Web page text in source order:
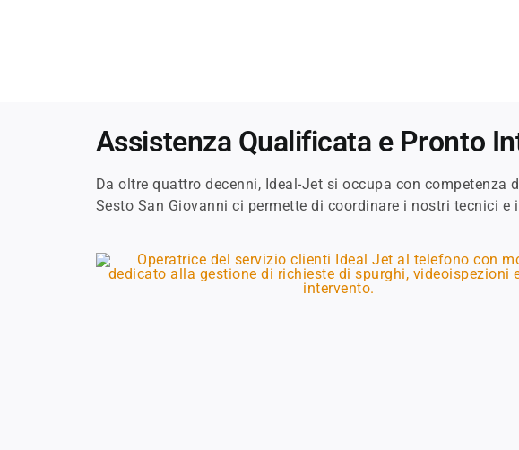
Assistenza Qualificata e Pronto
Da oltre quattro decenni, Ideal-Jet si occupa con
Sesto San Giovanni ci permette di coordinare i nostri tecnici